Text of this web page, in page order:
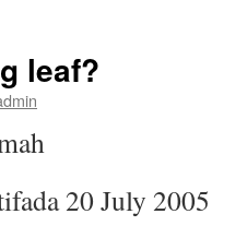
leaf?
20 July 2005